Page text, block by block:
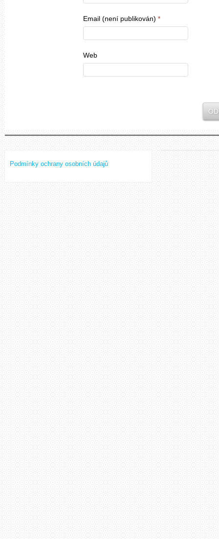
Email (není publikován) *
Web
Podmínky ochrany osobních údajů